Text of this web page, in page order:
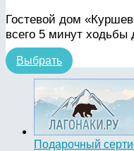
Гостевой дом
всего 5 минут ходьбы
Выбрать
Подарочный